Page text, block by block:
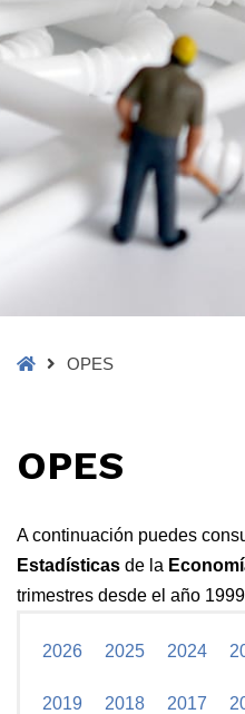
HomeOPES
OPES
A continuación puedes
Estadísticas de la
trimestres desde el año
2026 2025 2024
2019 2018 2017